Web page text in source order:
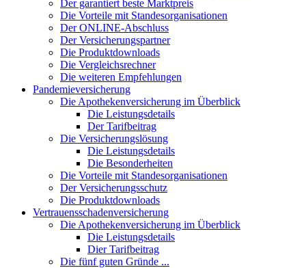
Der garantiert beste Marktpreis
Die Vorteile mit Standesorganisationen
Der ONLINE-Abschluss
Der Versicherungspartner
Die Produktdownloads
Die Vergleichsrechner
Die weiteren Empfehlungen
Pandemieversicherung
Die Apothekenversicherung im Überblick
Die Leistungsdetails
Der Tarifbeitrag
Die Versicherungslösung
Die Leistungsdetails
Die Besonderheiten
Die Vorteile mit Standesorganisationen
Der Versicherungsschutz
Die Produktdownloads
Vertrauensschadenversicherung
Die Apothekenversicherung im Überblick
Die Leistungsdetails
Dier Tarifbeitrag
Die fünf guten Gründe ...